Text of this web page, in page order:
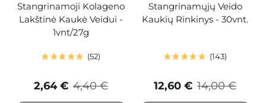
Stangrinamoji Kolageno
Lakštinė Kaukė Veidui -
1vnt/27g
52
4,40 €
2,64 €
Stangrinamųjų Veido
Kaukių Rinkinys - 30vnt.
143
14,00 €
12,60 €